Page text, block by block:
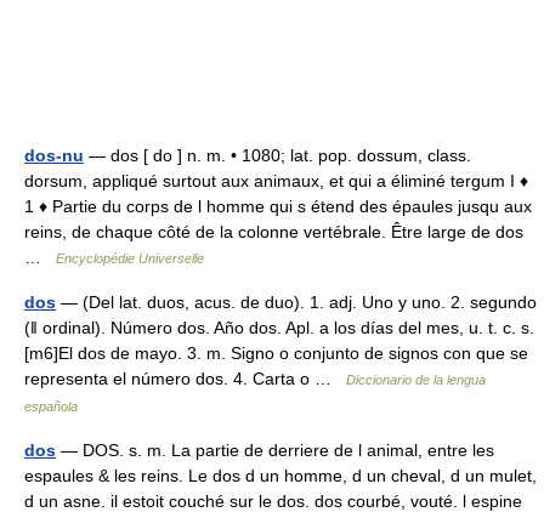
dos-nu — dos [ do ] n. m. • 1080; lat. pop. dossum, class.
dorsum, appliqué surtout aux animaux, et qui a éliminé tergum I ♦
1 ♦ Partie du corps de l homme qui s étend des épaules jusqu aux
reins, de chaque côté de la colonne vertébrale. Être large de dos
Encyclopédie Universelle
dos — (Del lat. duos, acus. de duo). 1. adj. Uno y uno. 2. segundo
(ǁ ordinal). Número dos. Año dos. Apl. a los días del mes, u. t. c. s.
[m6]El dos de mayo. 3. m. Signo o conjunto de signos con que se
representa el número dos. 4. Carta o …
Diccionario de la lengua
española
dos — DOS. s. m. La partie de derriere de l animal, entre les
espaules & les reins. Le dos d un homme, d un cheval, d un mulet,
d un asne. il estoit couché sur le dos. dos courbé, vouté. l espine